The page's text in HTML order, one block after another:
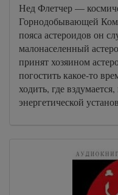
Нед Флетчер —
Горнодобывающей
пояса астероидов он
малонаселенный
принят хозяином
погостить какое-то
ходить, где
энергетической